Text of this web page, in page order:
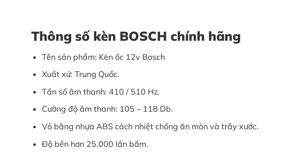
Thông số kèn BOSCH chính hãng
Tên sản phẩm: Kèn ốc 12v Bosch
Xuất xứ: Trung Quốc.
Tần số âm thanh: 410 / 510 Hz.
Cường độ âm thanh: 105 – 118 Db.
Vỏ bằng nhựa ABS cách nhiệt chống ăn mòn và trầy xước.
Độ bền hơn 25.000 lần bấm.